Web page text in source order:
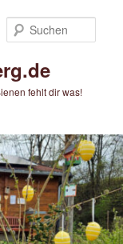
fehlt dir was!